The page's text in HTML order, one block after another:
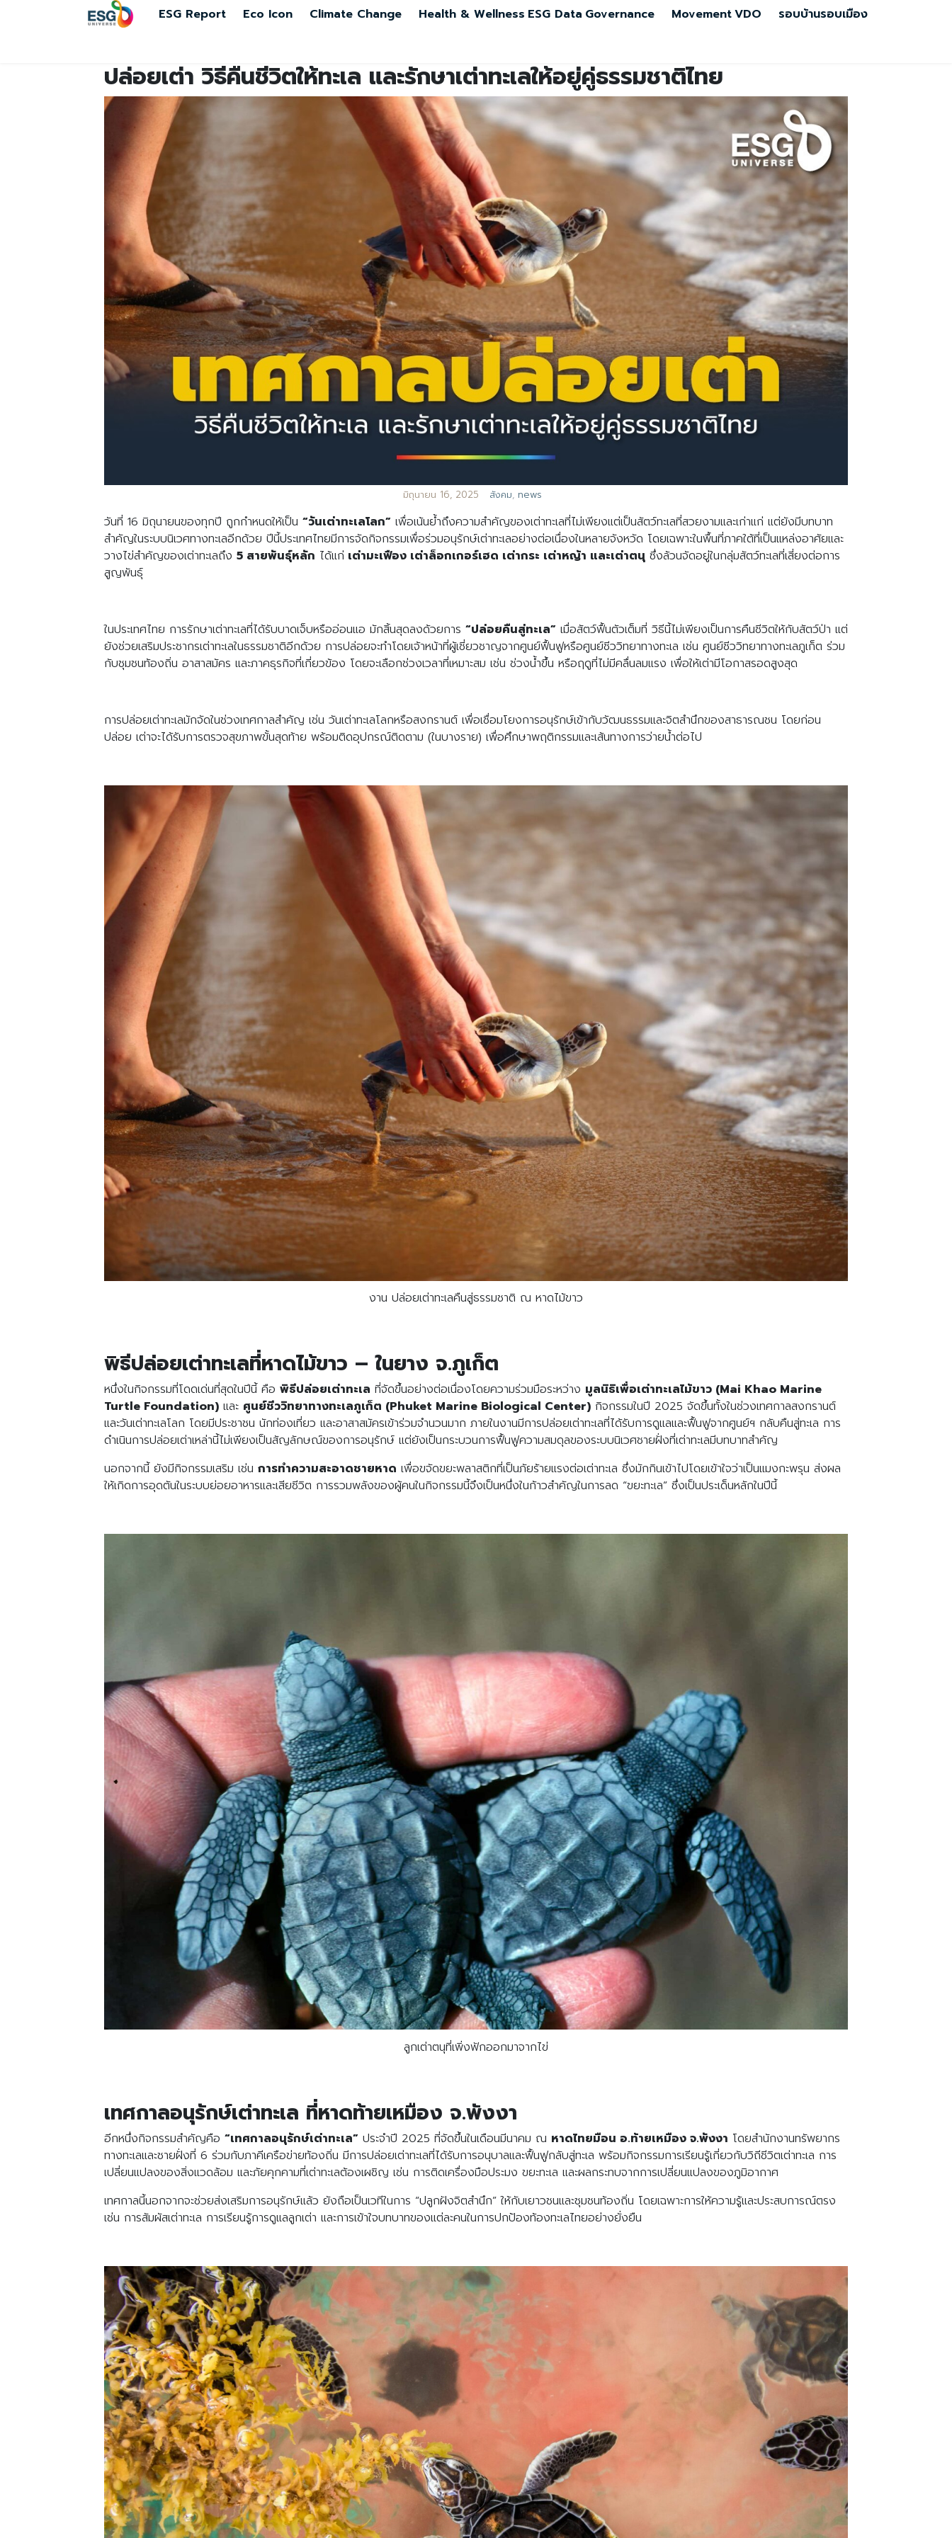
ESG Report Eco Icon Climate Change Health & Wellness ESG Data Governance MovementVDO รอบบ้านรอบเมือง
ปล่อยเต่า วิธีคืนชีวิตให้ทะเล และรักษาเต่าทะเลให้อยู่คู่ธรรมชาติไทย
มิถุนายน 16, 2025 สังคม, news
วันที่ 16 มิถุนายนของทุกปี ถูกกำหนดให้เป็น “วันเต่าทะเลโลก” เพื่อเน้นย้ำถึงความสำคัญของเต่าทะเลที่ไม่เพียงแต่เป็นสัตว์ทะเลที่สวยงามและเก่าแก่ แต่ยังมีบทบาท
สำคัญในระบบนิเวศทางทะเลอีกด้วย ปีนี้ประเทศไทยมีการจัดกิจกรรมเพื่อร่วมอนุรักษ์เต่าทะเลอย่างต่อเนื่องในหลายจังหวัด โดยเฉพาะในพื้นที่ภาคใต้ที่เป็นแหล่งอาศัยและ
วางไข่สำคัญของเต่าทะเลถึง 5 สายพันธุ์หลัก ได้แก่ เต่ามะเฟือง เต่าล็อกเกอร์เฮด เต่ากระ เต่าหญ้า และเต่าตนุ ซึ่งล้วนจัดอยู่ในกลุ่มสัตว์ทะเลที่เสี่ยงต่อการ
สูญพันธุ์
ในประเทศไทย การรักษาเต่าทะเลที่ได้รับบาดเจ็บหรืออ่อนแอ มักสิ้นสุดลงด้วยการ “ปล่อยคืนสู่ทะเล” เมื่อสัตว์ฟื้นตัวเต็มที่ วิธีนี้ไม่เพียงเป็นการคืนชีวิตให้กับสัตว์ป่า แต่
ยังช่วยเสริมประชากรเต่าทะเลในธรรมชาติอีกด้วย การปล่อยจะทำโดยเจ้าหน้าที่ผู้เชี่ยวชาญจากศูนย์ฟื้นฟูหรือศูนย์ชีววิทยาทางทะเล เช่น ศูนย์ชีววิทยาทางทะเลภูเก็ต ร่วม
กับชุมชนท้องถิ่น อาสาสมัคร และภาคธุรกิจที่เกี่ยวข้อง โดยจะเลือกช่วงเวลาที่เหมาะสม เช่น ช่วงน้ำขึ้น หรือฤดูที่ไม่มีคลื่นลมแรง เพื่อให้เต่ามีโอกาสรอดสูงสุด
การปล่อยเต่าทะเลมักจัดในช่วงเทศกาลสำคัญ เช่น วันเต่าทะเลโลกหรือสงกรานต์ เพื่อเชื่อมโยงการอนุรักษ์เข้ากับวัฒนธรรมและจิตสำนึกของสาธารณชน โดยก่อน
ปล่อย เต่าจะได้รับการตรวจสุขภาพขั้นสุดท้าย พร้อมติดอุปกรณ์ติดตาม (ในบางราย) เพื่อศึกษาพฤติกรรมและเส้นทางการว่ายน้ำต่อไป
งาน ปล่อยเต่าทะเลคืนสู่ธรรมชาติ ณ หาดไม้ขาว
พิธีปล่อยเต่าทะเลที่หาดไม้ขาว – ในยาง จ.ภูเก็ต
หนึ่งในกิจกรรมที่โดดเด่นที่สุดในปีนี้ คือ พิธีปล่อยเต่าทะเล ที่จัดขึ้นอย่างต่อเนื่องโดยความร่วมมือระหว่าง มูลนิธิเพื่อเต่าทะเลไม้ขาว (Mai Khao Marine
Turtle Foundation) และ ศูนย์ชีววิทยาทางทะเลภูเก็ต (Phuket Marine Biological Center) กิจกรรมในปี 2025 จัดขึ้นทั้งในช่วงเทศกาลสงกรานต์
และวันเต่าทะเลโลก โดยมีประชาชน นักท่องเที่ยว และอาสาสมัครเข้าร่วมจำนวนมาก ภายในงานมีการปล่อยเต่าทะเลที่ได้รับการดูแลและฟื้นฟูจากศูนย์ฯ กลับคืนสู่ทะเล การ
ดำเนินการปล่อยเต่าเหล่านี้ไม่เพียงเป็นสัญลักษณ์ของการอนุรักษ์ แต่ยังเป็นกระบวนการฟื้นฟูความสมดุลของระบบนิเวศชายฝั่งที่เต่าทะเลมีบทบาทสำคัญ
นอกจากนี้ ยังมีกิจกรรมเสริม เช่น การทำความสะอาดชายหาด เพื่อขจัดขยะพลาสติกที่เป็นภัยร้ายแรงต่อเต่าทะเล ซึ่งมักกินเข้าไปโดยเข้าใจว่าเป็นแมงกะพรุน ส่งผล
ให้เกิดการอุดตันในระบบย่อยอาหารและเสียชีวิต การรวมพลังของผู้คนในกิจกรรมนี้จึงเป็นหนึ่งในก้าวสำคัญในการลด “ขยะทะเล” ซึ่งเป็นประเด็นหลักในปีนี้
ลูกเต่าตนุที่เพิ่งฟักออกมาจากไข่
เทศกาลอนุรักษ์เต่าทะเล ที่หาดท้ายเหมือง จ.พังงา
อีกหนึ่งกิจกรรมสำคัญคือ “เทศกาลอนุรักษ์เต่าทะเล” ประจำปี 2025 ที่จัดขึ้นในเดือนมีนาคม ณ หาดไทยมือน อ.ท้ายเหมือง จ.พังงา โดยสำนักงานทรัพยากร
ทางทะเลและชายฝั่งที่ 6 ร่วมกับภาคีเครือข่ายท้องถิ่น มีการปล่อยเต่าทะเลที่ได้รับการอนุบาลและฟื้นฟูกลับสู่ทะเล พร้อมกิจกรรมการเรียนรู้เกี่ยวกับวิถีชีวิตเต่าทะเล การ
เปลี่ยนแปลงของสิ่งแวดล้อม และภัยคุกคามที่เต่าทะเลต้องเผชิญ เช่น การติดเครื่องมือประมง ขยะทะเล และผลกระทบจากการเปลี่ยนแปลงของภูมิอากาศ
เทศกาลนี้นอกจากจะช่วยส่งเสริมการอนุรักษ์แล้ว ยังถือเป็นเวทีในการ “ปลูกฝังจิตสำนึก” ให้กับเยาวชนและชุมชนท้องถิ่น โดยเฉพาะการให้ความรู้และประสบการณ์ตรง
เช่น การสัมผัสเต่าทะเล การเรียนรู้การดูแลลูกเต่า และการเข้าใจบทบาทของแต่ละคนในการปกป้องท้องทะเลไทยอย่างยั่งยืน